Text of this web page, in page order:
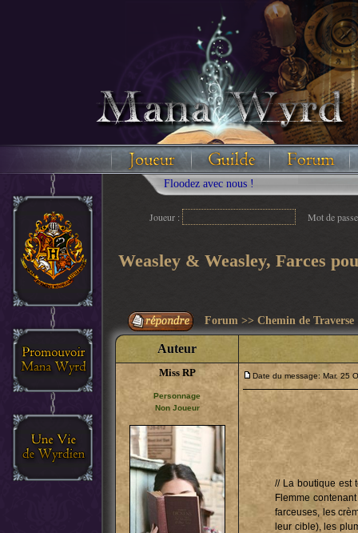
Joueur : Mot de
Weasley & Weasley, Farces
Forum >> Chemin de Traverse
Auteur
Miss RP
Personnage
Non Joueur
Date du message: Mar. 25
// La boutique est
Flemme
farceuses, les
leur cible), les